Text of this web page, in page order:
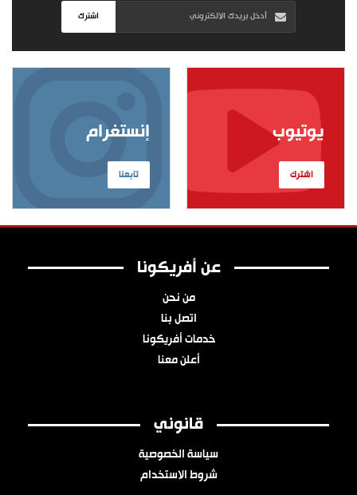
اشترك
إنستغرام
تابعنا
يوتيوب
اشترك
عن أفريكونا
من نحن
اتصل بنا
خدمات أفريكونا
أعلن معنا
قانوني
سياسة الخصوصية
شروط الاستخدام